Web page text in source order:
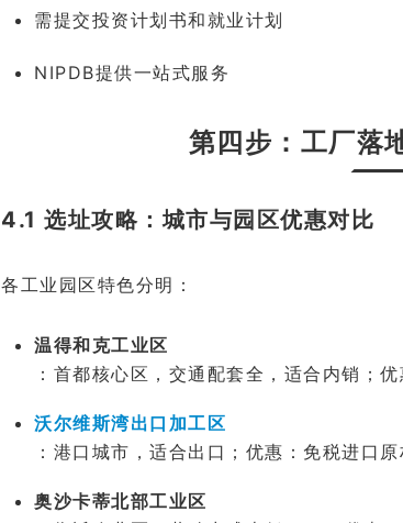
需提交投资计划书和就业计划
NIPDB提供一站式服务
第四步：工厂
4.1 选址攻略：城市与园区优惠对比
各工业园区特色分明：
温得和克工业区
：首都核心区，交通配套全，适合内销；
沃尔维斯湾出口加工区
：港口城市，适合出口；优惠：免税进口
奥沙卡蒂北部工业区